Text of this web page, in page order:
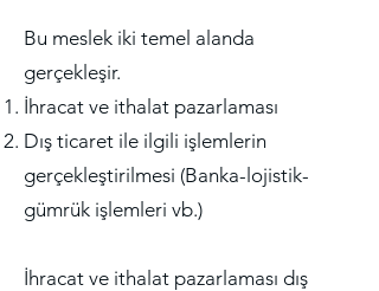
Bu meslek iki temel alanda
gerçekleşir.
İhracat ve ithalat pazarlaması
Dış ticaret ile ilgili işlemlerin
gerçekleştirilmesi (Banka-lojistik-
gümrük işlemleri vb.)
İhracat ve ithalat pazarlaması dış